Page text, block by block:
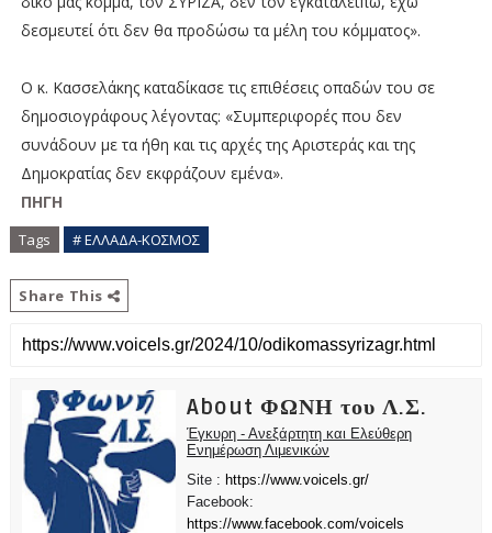
δεσμευτεί ότι δεν θα προδώσω τα μέλη του κόμματος».
Ο κ. Κασσελάκης καταδίκασε τις επιθέσεις οπαδών του σε
δημοσιογράφους λέγοντας: «Συμπεριφορές που δεν
συνάδουν με τα ήθη και τις αρχές της Αριστεράς και της
Δημοκρατίας δεν εκφράζουν εμένα».
ΠΗΓΗ
Tags # ΕΛΛΑΔΑ-ΚΟΣΜΟΣ
Share This
About ΦΩΝΗ του Λ.Σ.
Έγκυρη - Ανεξάρτητη και Ελεύθερη
Ενημέρωση Λιμενικών
Site : https://www.voicels.gr/
Facebook:
https://www.facebook.com/voicels